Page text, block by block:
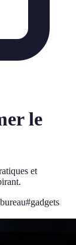
le
et
#gadgets